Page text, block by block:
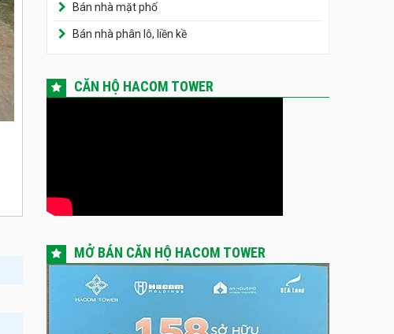
Bán nhà mặt phố
Bán nhà phân lô, liền kề
CĂN HỘ HACOM TOWER
MỞ BÁN CĂN HỘ HACOM TOWER